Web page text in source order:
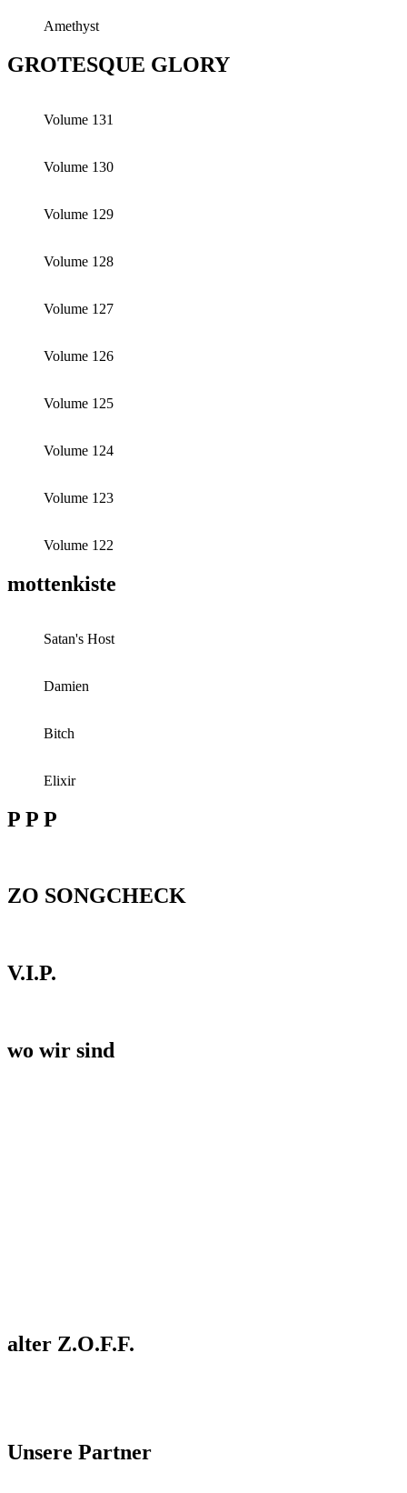
Amethyst
GROTESQUE GLORY
Volume 131
Volume 130
Volume 129
Volume 128
Volume 127
Volume 126
Volume 125
Volume 124
Volume 123
Volume 122
mottenkiste
Satan's Host
Damien
Bitch
Elixir
P P P
ZO SONGCHECK
V.I.P.
wo wir sind
alter Z.O.F.F.
Unsere Partner